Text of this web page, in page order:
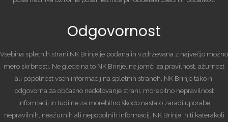
Odgovornost
Vsebina spletnih strani NK Brinje je podana in vzdrževana z največjo možno
mero skrbnosti. Ne glede na to NK Brinje, ne jamči za pravilnost, ažurnost
ali popolnost vseh informacij na spletnih straneh. NK Brinje tako ni
odgovorna za občasno nedelovanje strani, morebitno nepravilnost
informacij in tudi ne za morebitno škodo nastalo zaradi uporabe
nepravilnih, neažurnih ali nepopolnih informacij. NK Brinje, niti katerakoli